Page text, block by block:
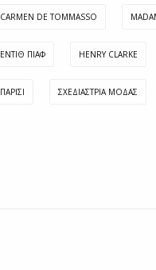
CARMEN DE TOMMASSO
ΕΝΤΊΘ ΠΙΑΦ ΗENRY CLARKE
ΠΑΡΙΣΙ ΣΧΕΔΙΑΣΤΡΙΑ ΜΟΔΑΣ